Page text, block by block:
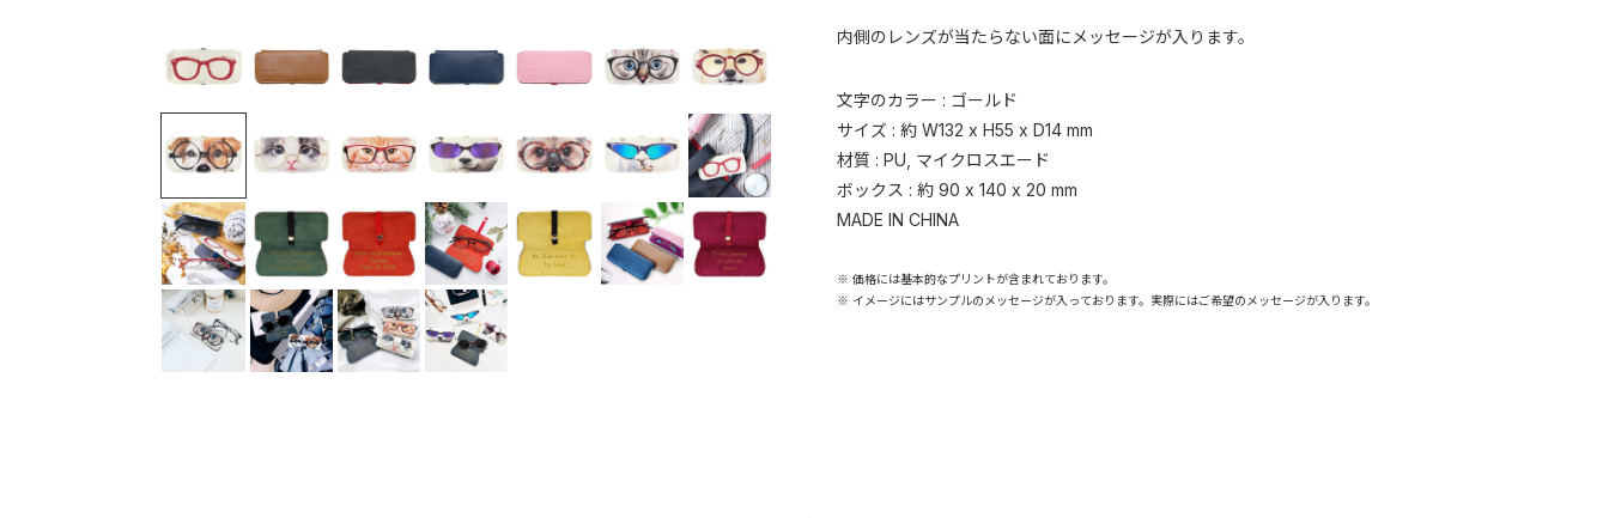
内側のレンズが当たらない面にメッセージが入ります。
文字のカラー : ゴールド
サイズ : 約 W132 x H55 x D14 mm
材質 : PU, マイクロスエード
ボックス : 約 90 x 140 x 20 mm
MADE IN CHINA
※ 価格には基本的なプリントが含まれております。
※ イメージにはサンプルのメッセージが入っております。実際にはご希望のメッセージが入ります。